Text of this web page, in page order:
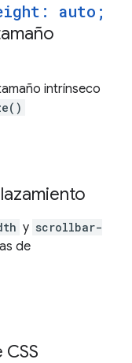
auto;
intrínseco
y scrollbar-
de